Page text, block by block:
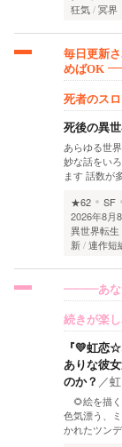
狂気 冥界
毎日更新
めばOK
死者のス
死後の異
あらゆる世
妙な話をい
ます 話数が
★62
SF
2026年8月
異世界転生
新 連作短
―――あな
続きが楽し
『💛虹恋
ありな彼
のか？ ／
🌻絵を描
色気漂う、
かれたツン